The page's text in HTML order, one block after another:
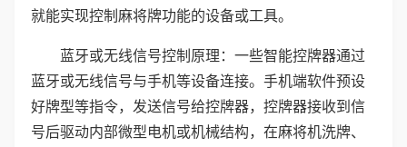
就能实现控制麻将牌功能的设备或工具。
蓝牙或无线信号控制原理：一些智能控牌器通过
蓝牙或无线信号与手机等设备连接。手机端软件预设
好牌型等指令，发送信号给控牌器，控牌器接收到信
号后驱动内部微型电机或机械结构，在麻将机洗牌、